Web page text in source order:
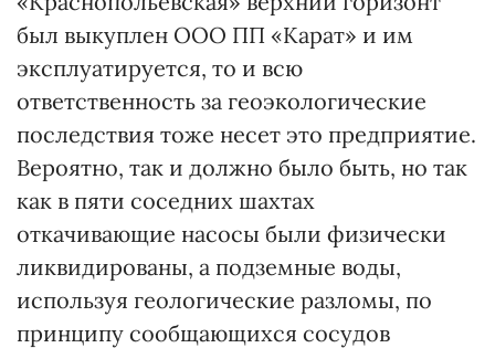
был выкуплен ООО ПП «Карат» и им
эксплуатируется, то и всю
ответственность за геоэкологические
последствия тоже несет это предприятие.
Вероятно, так и должно было быть, но так
как в пяти соседних шахтах
откачивающие насосы были физически
ликвидированы, а подземные воды,
используя геологические разломы, по
принципу сообщающихся сосудов